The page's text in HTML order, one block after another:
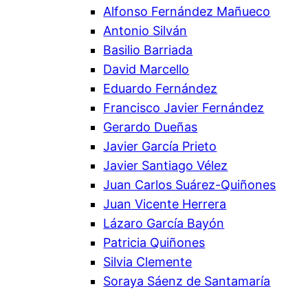
Alfonso Fernández Mañueco
Antonio Silván
Basilio Barriada
David Marcello
Eduardo Fernández
Francisco Javier Fernández
Gerardo Dueñas
Javier García Prieto
Javier Santiago Vélez
Juan Carlos Suárez-Quiñones
Juan Vicente Herrera
Lázaro García Bayón
Patricia Quiñones
Silvia Clemente
Soraya Sáenz de Santamaría